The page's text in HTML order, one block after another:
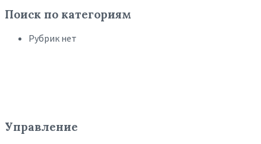
Поиск по категориям
Рубрик нет
Управление